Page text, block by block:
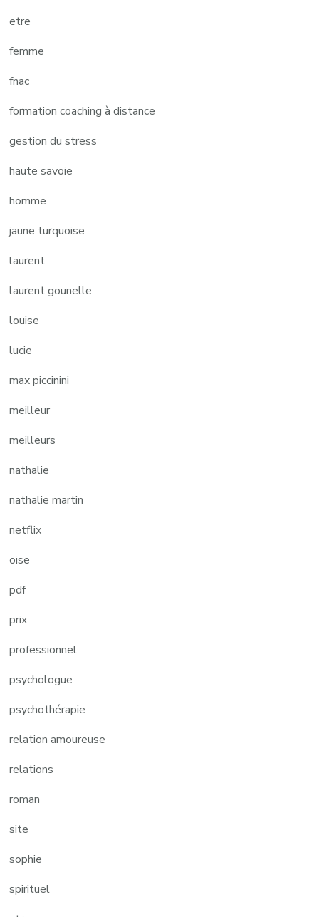
etre
femme
fnac
formation coaching à distance
gestion du stress
haute savoie
homme
jaune turquoise
laurent
laurent gounelle
louise
lucie
max piccinini
meilleur
meilleurs
nathalie
nathalie martin
netflix
oise
pdf
prix
professionnel
psychologue
psychothérapie
relation amoureuse
relations
roman
site
sophie
spirituel